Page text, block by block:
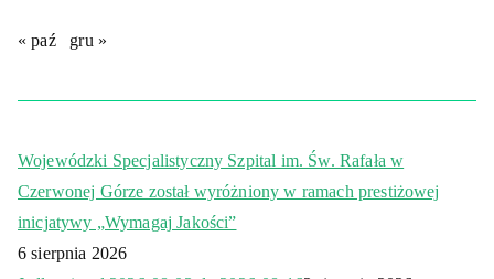
« paź gru »
Wojewódzki Specjalistyczny Szpital im. Św. Rafała w
Czerwonej Górze został wyróżniony w ramach prestiżowej
inicjatywy „Wymagaj Jakości”
6 sierpnia 2026